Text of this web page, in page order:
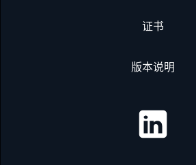
证书
版本说明